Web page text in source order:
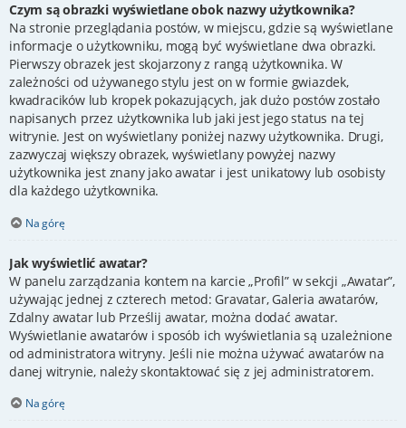
Czym są obrazki wyświetlane obok nazwy użytkownika?
Na stronie przeglądania postów, w miejscu, gdzie są wyświetlane
informacje o użytkowniku, mogą być wyświetlane dwa obrazki.
Pierwszy obrazek jest skojarzony z rangą użytkownika. W
zależności od używanego stylu jest on w formie gwiazdek,
kwadracików lub kropek pokazujących, jak dużo postów zostało
napisanych przez użytkownika lub jaki jest jego status na tej
witrynie. Jest on wyświetlany poniżej nazwy użytkownika. Drugi,
zazwyczaj większy obrazek, wyświetlany powyżej nazwy
użytkownika jest znany jako awatar i jest unikatowy lub osobisty
dla każdego użytkownika.
Na górę
Jak wyświetlić awatar?
W panelu zarządzania kontem na karcie „Profil” w sekcji „Awatar”,
używając jednej z czterech metod: Gravatar, Galeria awatarów,
Zdalny awatar lub Prześlij awatar, można dodać awatar.
Wyświetlanie awatarów i sposób ich wyświetlania są uzależnione
od administratora witryny. Jeśli nie można używać awatarów na
danej witrynie, należy skontaktować się z jej administratorem.
Na górę